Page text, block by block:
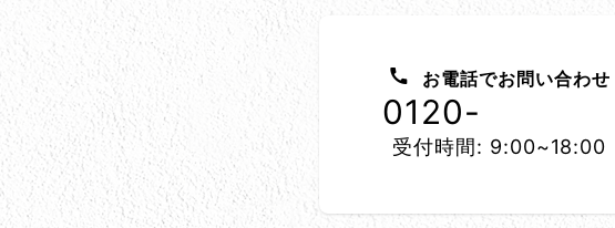
お問い合わせ方法
お電話でお問い合わせ
0120-
受付時間: 9:00~18:00
所在地